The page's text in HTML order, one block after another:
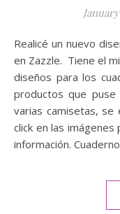
Realicé un nuevo diseño basado en Android para mi tienda
en Zazzle. Tiene el
diseños para los
productos que
varias camisetas, se
click en las
información.